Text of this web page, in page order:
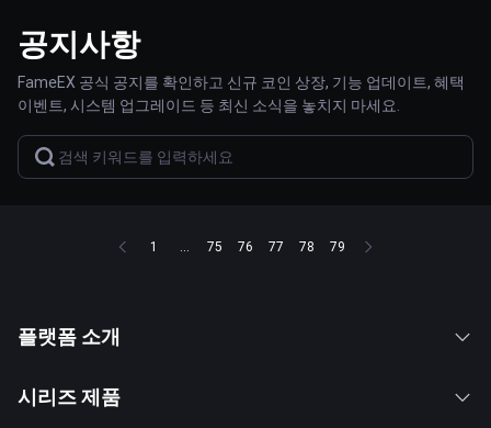
공지사항
FameEX 공식 공지를 확인하고 신규 코인 상장, 기능 업데이트, 혜택
이벤트, 시스템 업그레이드 등 최신 소식을 놓치지 마세요.
1 ... 75 76 77 78 79
플랫폼 소개
시리즈 제품